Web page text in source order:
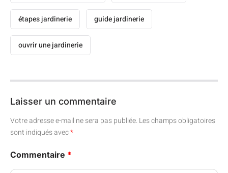
étapes jardinerie guide jardinerie
ouvrir une jardinerie
Laisser un commentaire
Votre adresse e-mail ne sera pas publiée. Les champs obligatoires
sont indiqués avec*
Commentaire *